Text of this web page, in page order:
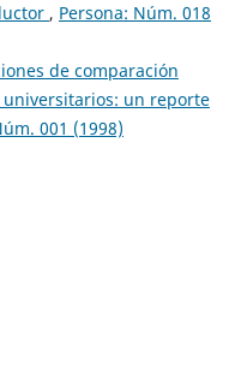
, Persona: Núm. 018
de comparación
universitarios: un reporte
001 (1998)